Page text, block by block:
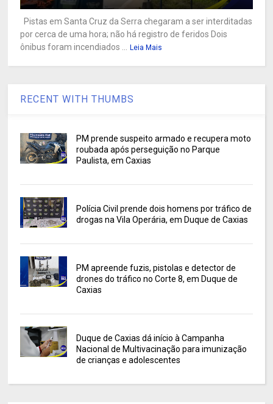
Pistas em Santa Cruz da Serra chegaram a ser interditadas
por cerca de uma hora; não há registro de feridos Dois
ônibus foram incendiados ...
Leia Mais
RECENT WITH THUMBS
PM prende suspeito armado e recupera moto
roubada após perseguição no Parque
Paulista, em Caxias
Polícia Civil prende dois homens por tráfico de
drogas na Vila Operária, em Duque de Caxias
PM apreende fuzis, pistolas e detector de
drones do tráfico no Corte 8, em Duque de
Caxias
Duque de Caxias dá início à Campanha
Nacional de Multivacinação para imunização
de crianças e adolescentes